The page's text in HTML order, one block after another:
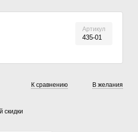
Артикул
435-01
К сравнению В желания
скидки